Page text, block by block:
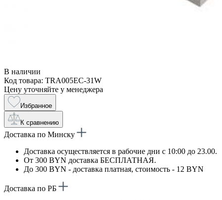
В наличии
Код товара: TRA005EC-31W
Цену уточняйте у менеджера
Избранное
К сравнению
Доставка по Минску
Доставка осуществляется в рабочие дни с 10:00 до 23.00.
От 300 BYN доставка БЕСПЛАТНАЯ.
До 300 BYN - доставка платная, стоимость - 12 BYN
Доставка по РБ